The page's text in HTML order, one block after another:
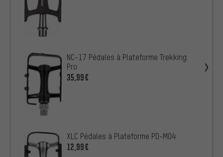
NC-17 Pédales à Plateforme Trekking
Pro
35,99€
XLC Pédales à Plateforme PD-M04
12,99€